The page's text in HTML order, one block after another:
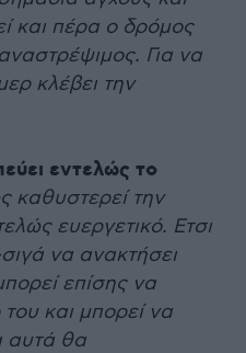
και πέρα ο δρόμος
Για να
κλέβει την
εντελώς το
καθυστερεί την
ευεργετικό. Ετσι
να ανακτήσει
επίσης να
και μπορεί να
αυτά θα